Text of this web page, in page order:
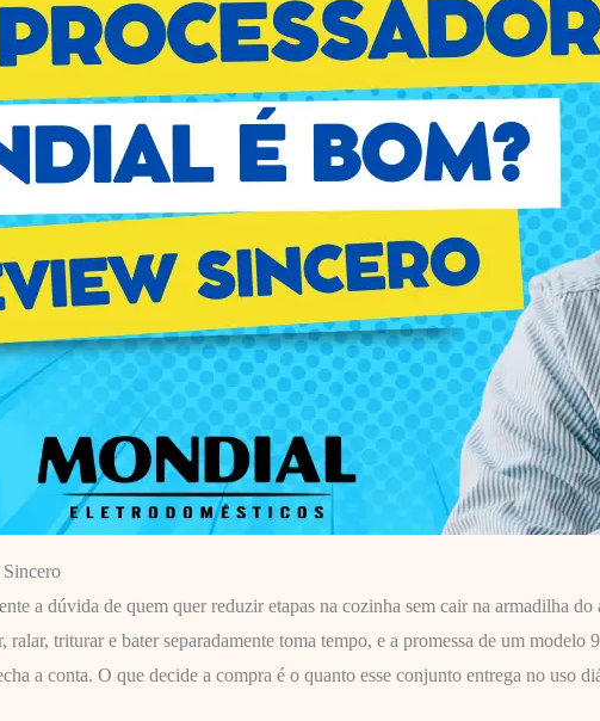
a dúvida de quem quer reduzir etapas na cozinha sem cair na armadilha
triturar e bater separadamente toma tempo, e a promessa de um modelo
a conta. O que decide a compra é o quanto esse conjunto entrega no uso